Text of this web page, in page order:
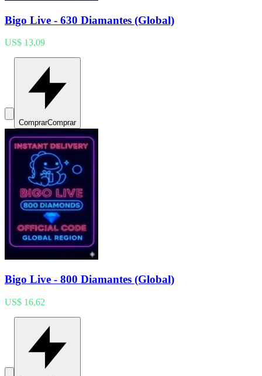
Bigo Live - 630 Diamantes (Global)
US$ 13,09
ComprarComprar
Bigo Live - 800 Diamantes (Global)
US$ 16,62